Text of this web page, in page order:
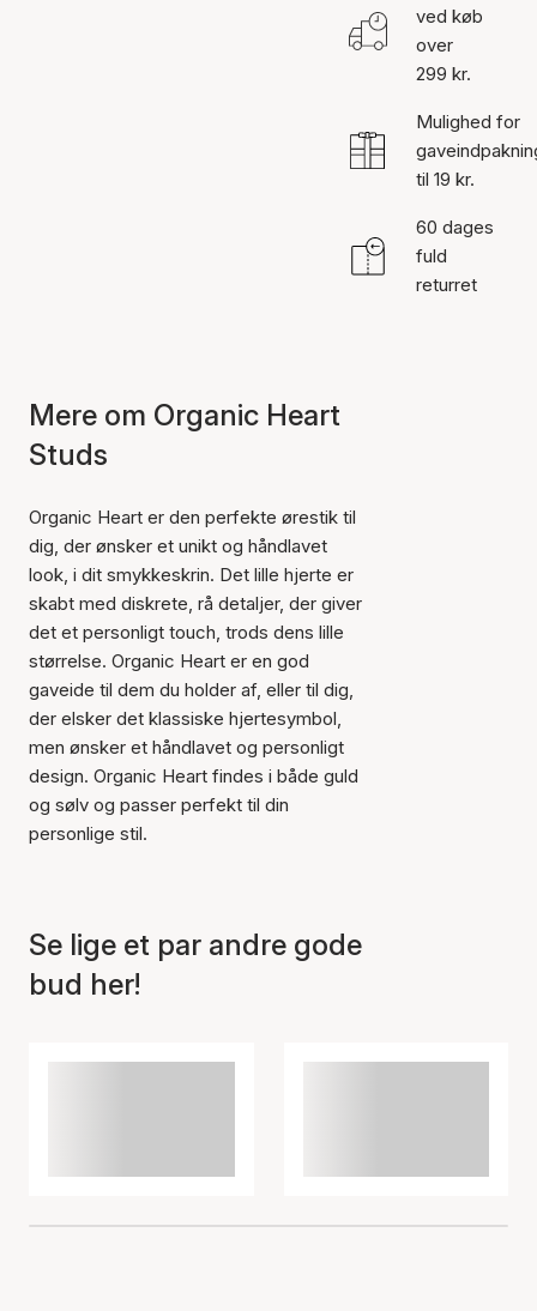
Varen er tilføjet til kurven
ved køb
over
299 kr.
Mulighed for
til 19 kr.
60 dages
fuld
returret
Mere om Organic Heart
Studs
Organic Heart er den perfekte ørestik til
dig, der ønsker et unikt og håndlavet
look, i dit smykkeskrin. Det lille hjerte er
skabt med diskrete, rå detaljer, der giver
det et personligt touch, trods dens lille
størrelse. Organic Heart er en god
gaveide til dem du holder af, eller til dig,
der elsker det klassiske hjertesymbol,
men ønsker et håndlavet og personligt
design. Organic Heart findes i både guld
og sølv og passer perfekt til din
personlige stil.
Se lige et par andre gode
bud her!